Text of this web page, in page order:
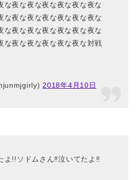
な夜な夜な夜な夜な夜な夜な
な夜な夜な夜な夜な夜な夜な
な夜な夜な夜な夜な夜な夜な
な夜な夜な夜な夜な夜な対戦
2018年4月10日
よ!!ソドムさん‼︎泣いてたよ‼︎